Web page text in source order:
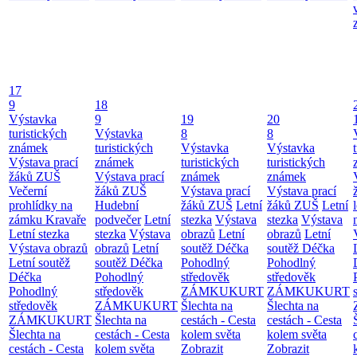
17
9
Výstavka
turistických
známek
Výstava prací
žáků ZUŠ
Večerní
prohlídky na
zámku Kravaře
Letní stezka
Výstava obrazů
Letní soutěž
Déčka
Pohodlný
středověk
ZÁMKUKURT
Šlechta na
cestách - Cesta
18
9
Výstavka
turistických
známek
Výstava prací
žáků ZUŠ
Hudební
podvečer Letní
stezka Výstava
obrazů Letní
soutěž Déčka
Pohodlný
středověk
ZÁMKUKURT
Šlechta na
cestách - Cesta
kolem světa
19
8
Výstavka
turistických
známek
Výstava prací
žáků ZUŠ Letní
stezka Výstava
obrazů Letní
soutěž Déčka
Pohodlný
středověk
ZÁMKUKURT
Šlechta na
cestách - Cesta
kolem světa
Zobrazit
20
8
Výstavka
turistických
známek
Výstava prací
žáků ZUŠ Letní
stezka Výstava
obrazů Letní
soutěž Déčka
Pohodlný
středověk
ZÁMKUKURT
Šlechta na
cestách - Cesta
kolem světa
Zobrazit